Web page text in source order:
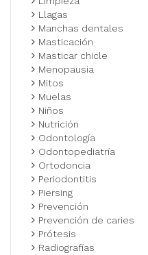
Llagas
Manchas dentales
Masticación
Masticar chicle
Menopausia
Mitos
Muelas
Niños
Nutrición
Odontología
Odontopediatría
Ortodoncia
Periodontitis
Piersing
Prevención
Prevención de caries
Prótesis
Radiografías